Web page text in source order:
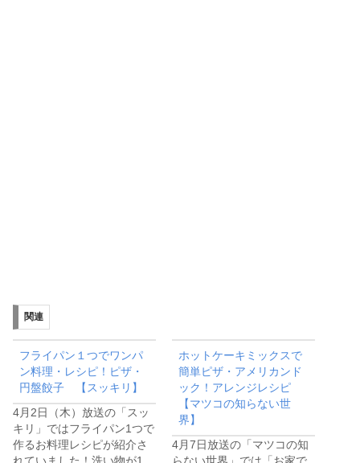
関連
フライパン１つでワンパ
ン料理・レシピ！ピザ・
円盤餃子 【スッキリ】
4月2日（木）放送の「スッ
キリ」ではフライパン1つで
作るお料理レシピが紹介さ
れていました！洗い物が1…
ホットケーキミックスで
簡単ピザ・アメリカンド
ック！アレンジレシピ
【マツコの知らない世
界】
4月7日放送の「マツコの知
らない世界」では「お家で